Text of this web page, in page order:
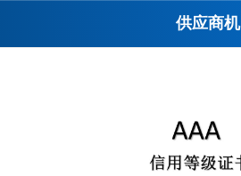
供应商机